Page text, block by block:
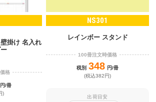
掛け 名入れ
格
円/冊
)
NS301
レインボー スタンド
100冊注文時価格
税別 348 円/冊
(税込382円)
出荷目安